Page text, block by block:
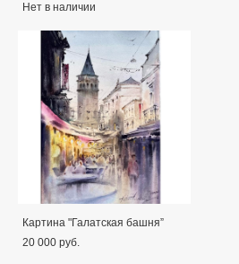
Нет в наличии
Картина "Галатская башня”
20 000 pуб.